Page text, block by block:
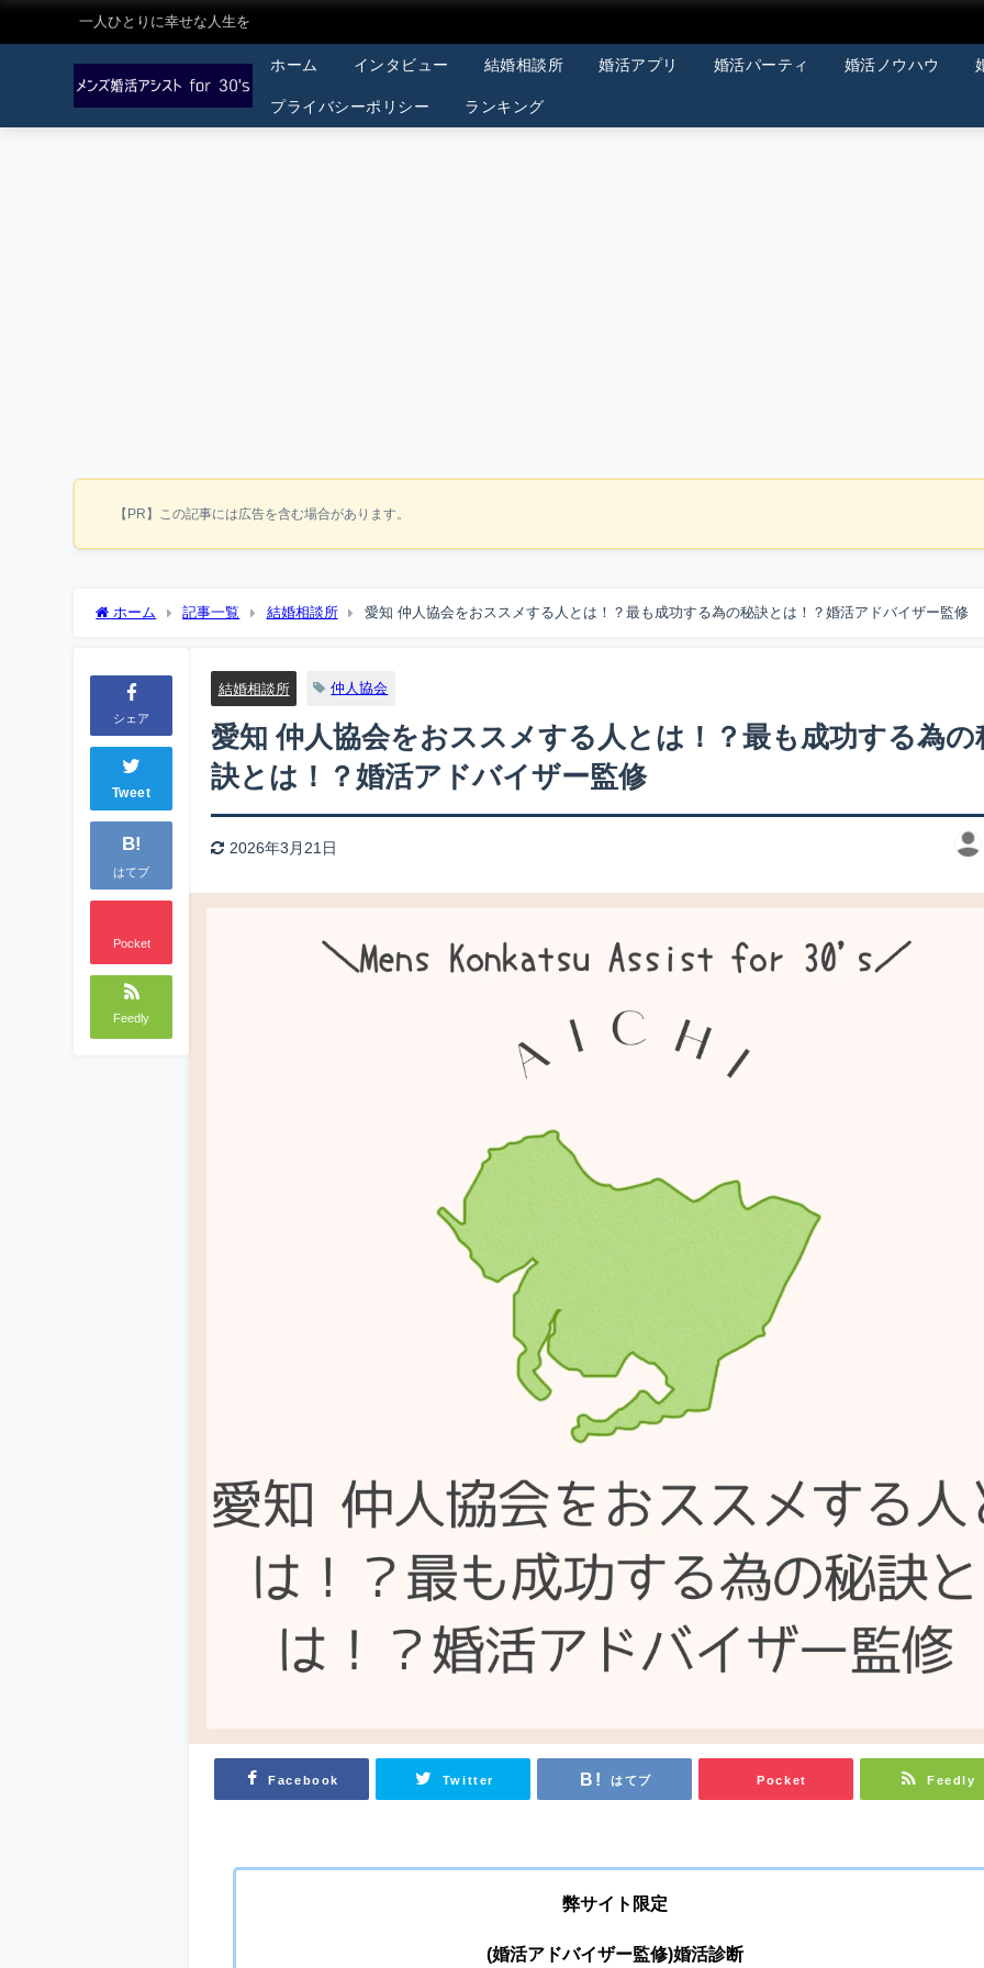
一人ひとりに幸せな人生を
ホーム インタビュー 結婚相談所 婚活アプリ 婚活パーティ 婚活ノウハウ
プライバシーポリシー ランキング
【PR】この記事には広告を含む場合があります。
ホーム 記事一覧 結婚相談所 愛知 仲人協会をおススメする人とは！？最も成功する為の秘訣とは！？婚活アドバイザー監修
シェア
Tweet
B!
はてブ
Pocket
Feedly
結婚相談所 仲人協会
愛知 仲人協会をおススメする人とは！？最も成功する為の
訣とは！？婚活アドバイザー監修
2026年3月21日
Facebook Twitter はてブ Pocket Feedly
弊サイト限定
(婚活アドバイザー監修)婚活診断